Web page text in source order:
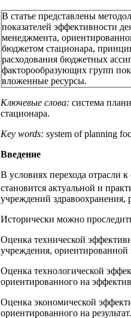
В статье представлены
показателей эффективности
менеджмента,
бюджетом стационара,
расходования бюджетных
факторообразующих групп
вложенные ресурсы.
Ключевые слова: система
стационара.
Key words: system of planning
Введение
В условиях перехода отрасли
становится актуальной и
учреждений
Исторически можно
Оценка технической
учреждения,
Оценка технологической
ориентированного на
Оценка экономической
ориентированного на